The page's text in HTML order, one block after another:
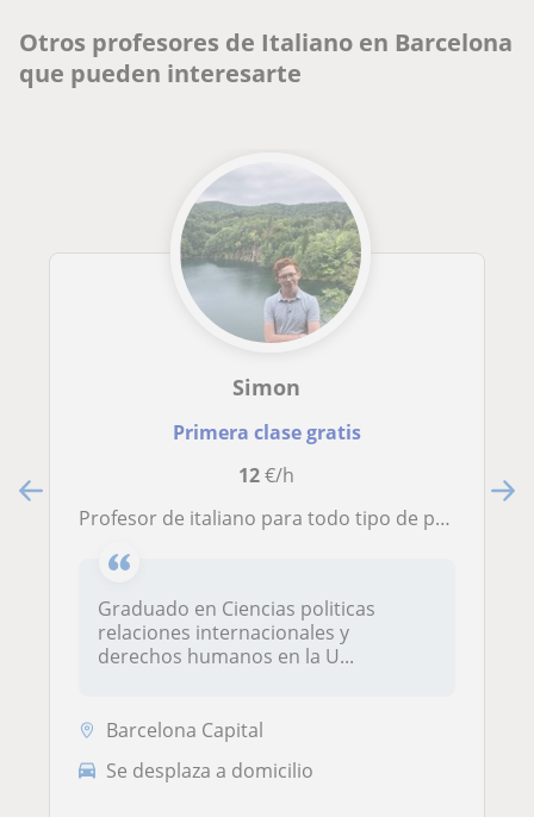
Otros profesores de Italiano en Barcelona
que pueden interesarte
Simon
Primera clase gratis
12€/h
profesor de italiano para todo tipo de personas, presencial o a distancia
Graduado en Ciencias politicas
relaciones internacionales y
derechos humanos en la U...
Barcelona Capital
Se desplaza a domicilio